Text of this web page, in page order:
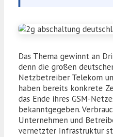
Das Thema gewinnt an
denn die großen
Netzbetreiber Telekom
haben bereits konkrete
das Ende ihres GSM-
bekanntgegeben.
Unternehmen und
vernetzter Infrastruktur